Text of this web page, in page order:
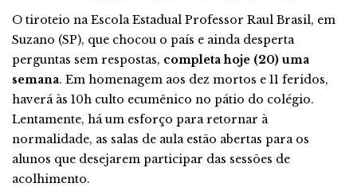
O tiroteio na Escola Estadual Professor Raul Brasil, em
Suzano (SP), que chocou o país e ainda desperta
perguntas sem respostas, completa hoje (20) uma
semana. Em homenagem aos dez mortos e 11 feridos,
haverá às 10h culto ecumênico no pátio do colégio.
Lentamente, há um esforço para retornar à
normalidade, as salas de aula estão abertas para os
alunos que desejarem participar das sessões de
acolhimento.